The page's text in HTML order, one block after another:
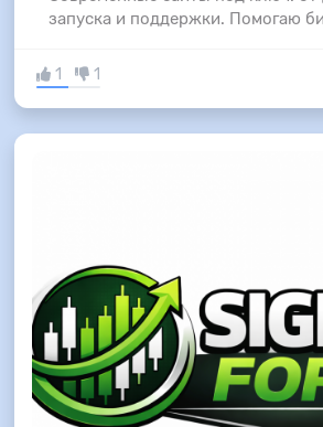
запуска и поддержки. Помогаю
1 1